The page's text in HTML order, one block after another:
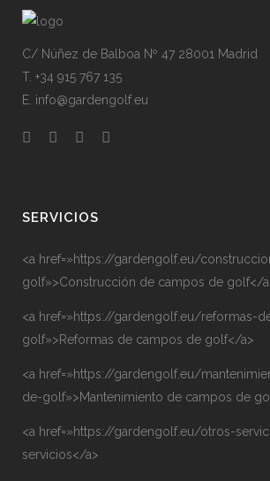
C/ Núñez de Balboa Nº 47 28001 Madrid
T. +34 915 767 135
E. info@gardengolf.eu
SERVICIOS
<a href=»https://gardengolf.eu/
golf»>Construcción de campos de golf</
<a href=»https://gardengolf.eu/reformas-
golf»>Reformas de campos de golf</a>
<a href=»https://gardengolf.eu/
de-golf»>Mantenimiento de campos de
<a href=»https://gardengolf.eu/otros-
servicios</a>